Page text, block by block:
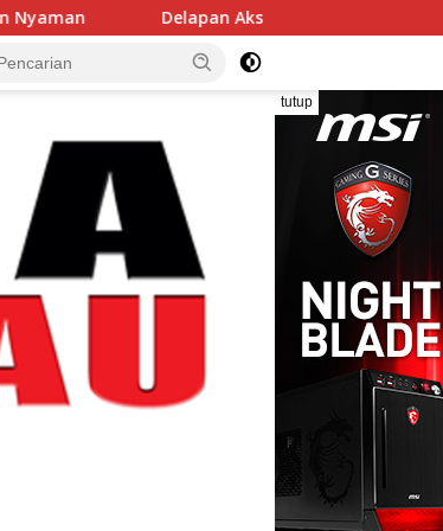
Delapan Aksi Curanmor di Candipuro
tutup